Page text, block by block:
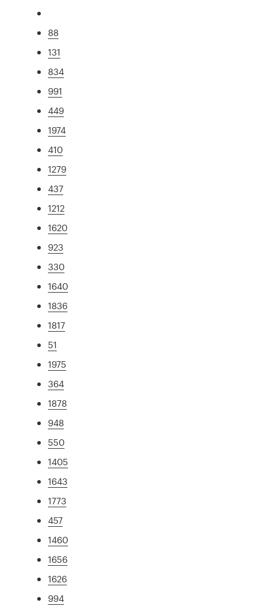
88
131
834
991
449
1974
410
1279
437
1212
1620
923
330
1640
1836
1817
51
1975
364
1878
948
550
1405
1643
1773
457
1460
1656
1626
994